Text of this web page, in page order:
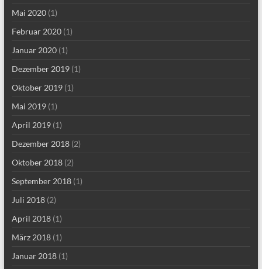
Mai 2020(1)
Februar 2020(1)
Januar 2020(1)
Dezember 2019(1)
Oktober 2019(1)
Mai 2019(1)
April 2019(1)
Dezember 2018(2)
Oktober 2018(2)
September 2018(1)
Juli 2018(2)
April 2018(1)
März 2018(1)
Januar 2018(1)